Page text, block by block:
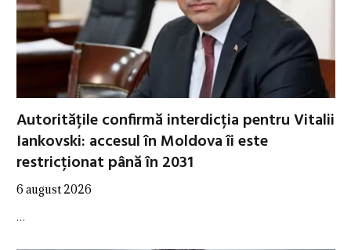
Autoritățile confirmă interdicția pentru Vitalii
Iankovski: accesul în Moldova îi este
restricționat până în 2031
6 august 2026
…